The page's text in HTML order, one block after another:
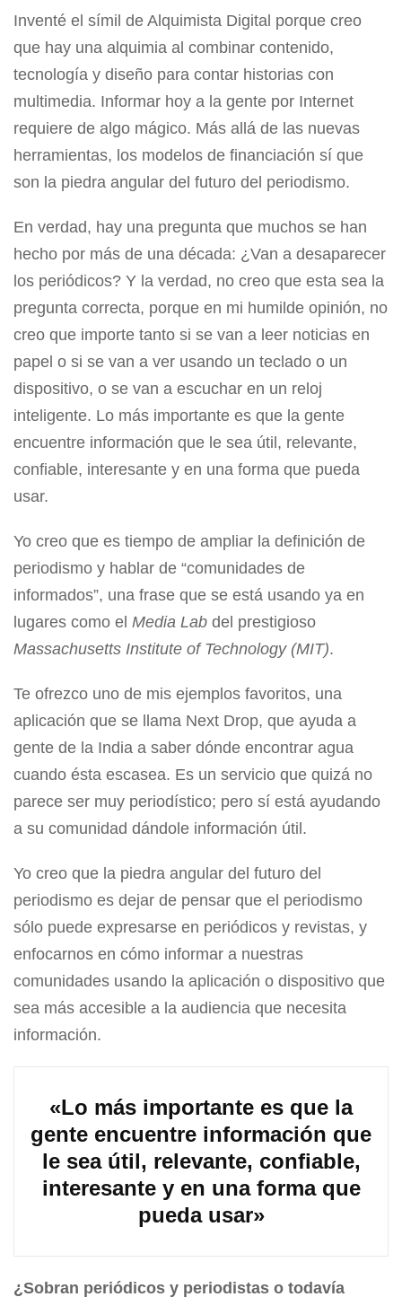
Inventé el símil de Alquimista Digital porque creo
que hay una alquimia al combinar contenido,
tecnología y diseño para contar historias con
multimedia. Informar hoy a la gente por Internet
requiere de algo mágico. Más allá de las nuevas
herramientas, los modelos de financiación sí que
son la piedra angular del futuro del periodismo.
En verdad, hay una pregunta que muchos se han
hecho por más de una década: ¿Van a desaparecer
los periódicos? Y la verdad, no creo que esta sea la
pregunta correcta, porque en mi humilde opinión, no
creo que importe tanto si se van a leer noticias en
papel o si se van a ver usando un teclado o un
dispositivo, o se van a escuchar en un reloj
inteligente. Lo más importante es que la gente
encuentre información que le sea útil, relevante,
confiable, interesante y en una forma que pueda
usar.
Yo creo que es tiempo de ampliar la definición de
periodismo y hablar de “comunidades de
informados”, una frase que se está usando ya en
lugares como el Media Lab del prestigioso
Massachusetts Institute of Technology (MIT).
Te ofrezco uno de mis ejemplos favoritos, una
aplicación que se llama Next Drop, que ayuda a
gente de la India a saber dónde encontrar agua
cuando ésta escasea. Es un servicio que quizá no
parece ser muy periodístico; pero sí está ayudando
a su comunidad dándole información útil.
Yo creo que la piedra angular del futuro del
periodismo es dejar de pensar que el periodismo
sólo puede expresarse en periódicos y revistas, y
enfocarnos en cómo informar a nuestras
comunidades usando la aplicación o dispositivo que
sea más accesible a la audiencia que necesita
información.
«Lo más importante es que la
gente encuentre información que
le sea útil, relevante, confiable,
interesante y en una forma que
pueda usar»
¿Sobran periódicos y periodistas o todavía